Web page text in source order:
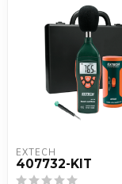
EXTECH
407732-KIT